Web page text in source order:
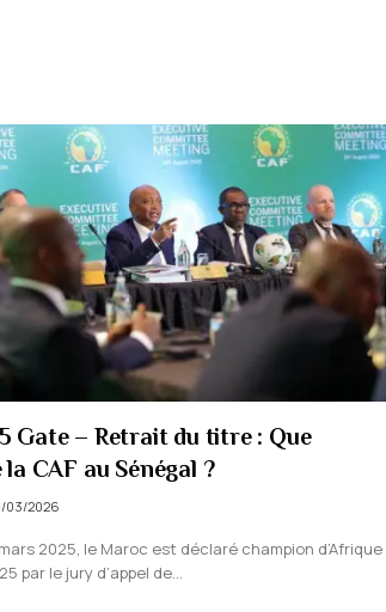
Gate – Retrait du titre : Que
CAF au Sénégal ?
03/2026
2025, le Maroc est déclaré champion d’Afrique
par le jury d’appel de…